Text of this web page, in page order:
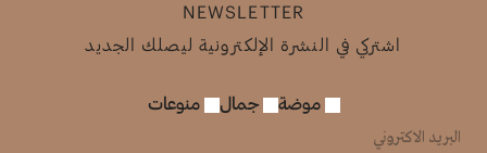
NEWSLETTER
اشتركي في النشرة الإلكترونية ليصلك الجديد
موضة جمال منوعات